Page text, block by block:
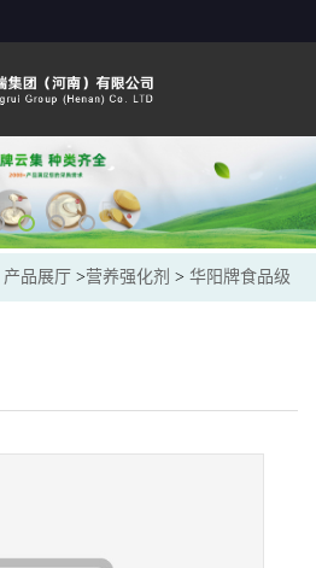
产品展厅 >营养强化剂 > 华阳牌食品级